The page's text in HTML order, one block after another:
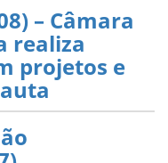
– Câmara
realiza
projetos e